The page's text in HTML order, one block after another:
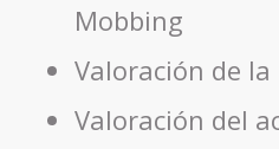
Mobbing
Valoración de
Valoración del